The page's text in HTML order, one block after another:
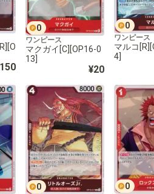
0
ワンピース
マクガイ[C][OP16-0
13]
¥20
0
ワンピース
マルコ
4]
0 0